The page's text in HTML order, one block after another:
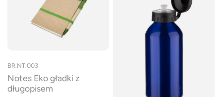
BR.NT.003
Notes Eko gładki z
długopisem